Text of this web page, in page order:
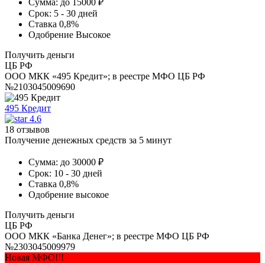
Срок: 5 - 30 дней
Ставка 0,8%
Одобрение Высокое
Получить деньги
ЦБ РФ
ООО МКК «495 Кредит»; в реестре МФО ЦБ РФ
№2103045009690
495 Кредит
4.6
18 отзывов
Получение денежных средств за 5 минут
Сумма: до 30000 ₽
Срок: 10 - 30 дней
Ставка 0,8%
Одобрение высокое
Получить деньги
ЦБ РФ
ООО МКК «Банка Денег»; в реестре МФО ЦБ РФ
№2303045009979
Новая МФО!!!